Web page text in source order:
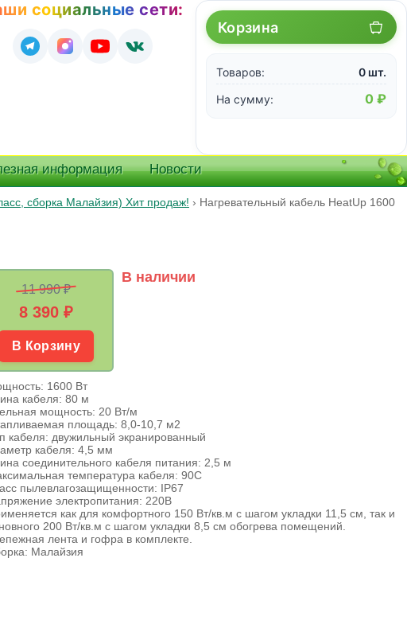
социальные сети:
Корзина
Товаров:
0 шт.
На сумму:
0 ₽
информация Новости
сборка Малайзия) Хит продаж! › Нагревательный кабель HeatUp 1600
11 990 ₽
8 390 ₽
В Корзину
В наличии
1600 Вт
кабеля: 80 м
мощность: 20 Вт/м
площадь: 8,0-10,7 м2
кабеля: двужильный экранированный
кабеля: 4,5 мм
соединительного кабеля питания: 2,5 м
температура кабеля: 90С
пылевлагозащищенности: IP67
электропитания: 220В
как для комфортного 150 Вт/кв.м с шагом укладки 11,5 см, так и
200 Вт/кв.м с шагом укладки 8,5 см обогрева помещений.
лента и гофра в комплекте.
Малайзия